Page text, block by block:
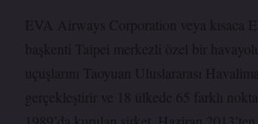
EVA Airways Corporation veya kısaca
başkenti Taipei merkezli özel bir
uçuşlarını Taoyuan Uluslararası
gerçekleştirir ve 18 ülkede 65 farklı